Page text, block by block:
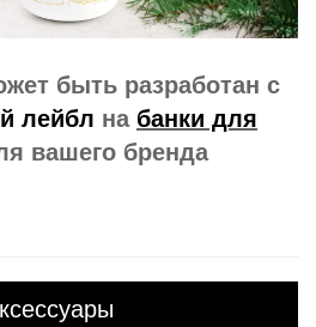
быть разработан с
лейбл на банки для
вашего бренда